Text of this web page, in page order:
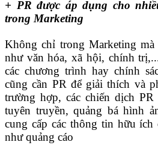
+ PR được áp dụng cho
trong Marketing
Không chỉ trong Marketing
như văn hóa, xã hội, chính
các chương trình hay chính
cũng cần PR để giải thích và
trường hợp, các chiến dịch
tuyên truyền, quảng bá hình
cung cấp các thông tin hữu ích
như quảng cáo